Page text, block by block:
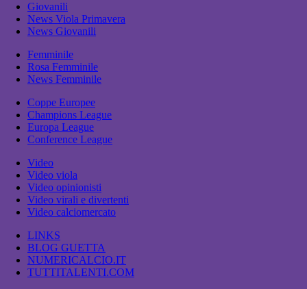
Giovanili
News Viola Primavera
News Giovanili
Femminile
Rosa Femminile
News Femminile
Coppe Europee
Champions League
Europa League
Conference League
Video
Video viola
Video opinionisti
Video virali e divertenti
Video calciomercato
LINKS
BLOG GUETTA
NUMERICALCIO.IT
TUTTITALENTI.COM